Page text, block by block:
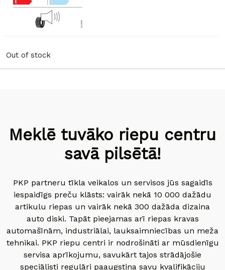
Out of stock
Meklē tuvāko riepu centru
savā pilsētā!
PKP partneru tīkla veikalos un servisos jūs sagaidīs
iespaidīgs preču klāsts: vairāk nekā 10 000 dažādu
artikulu riepas un vairāk nekā 300 dažāda dizaina
auto diski. Tapāt pieejamas arī riepas kravas
automašīnām, industriālai, lauksaimniecības un meža
tehnikai. PKP riepu centri ir nodrošināti ar mūsdienīgu
servisa aprīkojumu, savukārt tajos strādājošie
speciālisti regulāri paaugstina savu kvalifikāciju